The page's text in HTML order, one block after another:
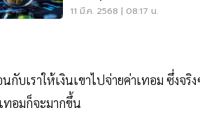
11 มี.ค. 2568 | 08:17 น.
กับเราให้เงินเขาไปจ่ายค่าเทอม ซึ่งจ
ทอมก็จะมากขึ้น